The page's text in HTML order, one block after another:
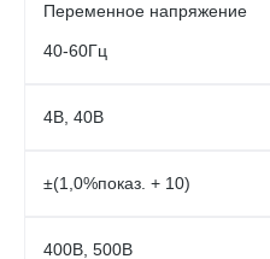
Переменное напряжение
40-60Гц
4В, 40В
±(1,0%показ. + 10)
400В, 500В